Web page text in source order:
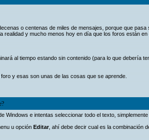
o centenas de miles de mensajes, porque que
y mucho menos hoy en día que los foros están en
al tiempo estando sin contenido (para lo que debería
y esas son unas de las cosas que se aprende.
e intentas seleccionar todo el texto, simplemente
u opción Editar, ahí debe decir cual es la combinación